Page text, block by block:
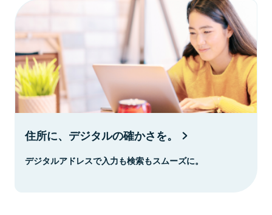
住所に、デジタルの確かさを。
デジタルアドレスで入力も検索もスムーズに。